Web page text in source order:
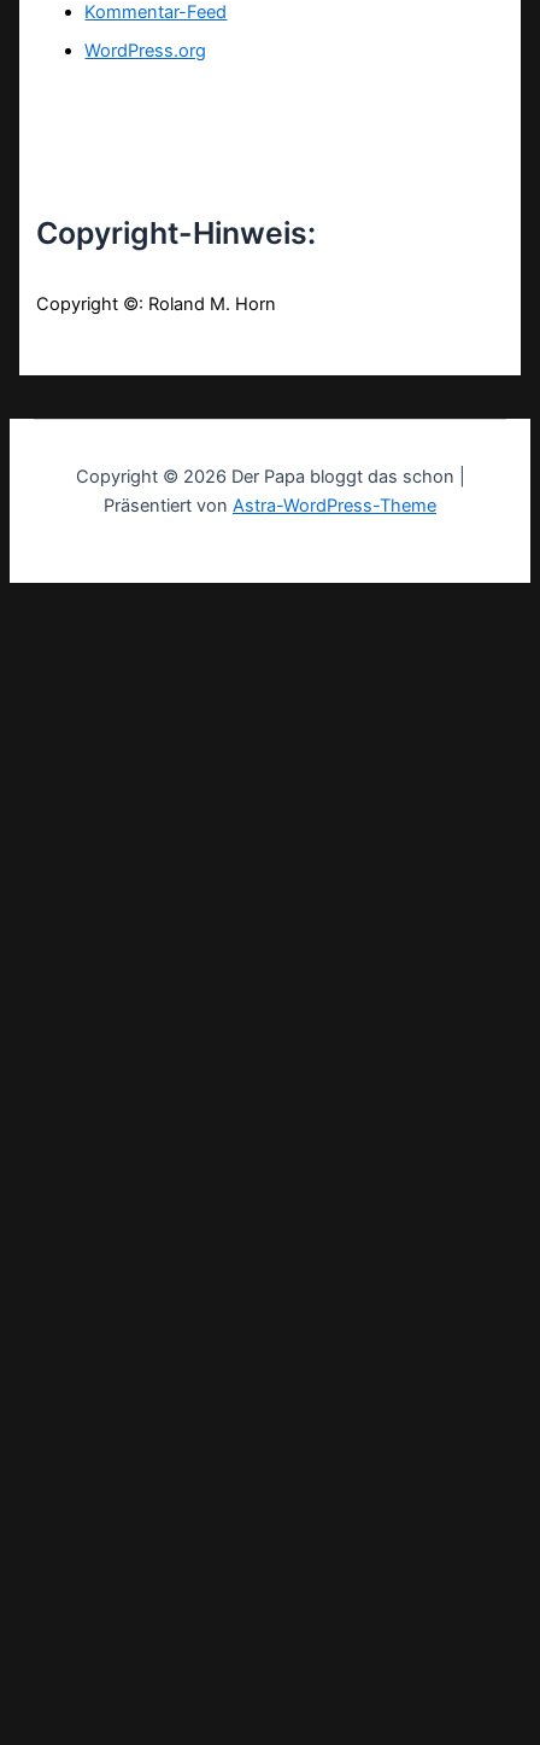
Kommentar-Feed
WordPress.org
Copyright-Hinweis:
Copyright ©: Roland M. Horn
Copyright © 2026 Der Papa bloggt das schon |
Präsentiert von Astra-WordPress-Theme